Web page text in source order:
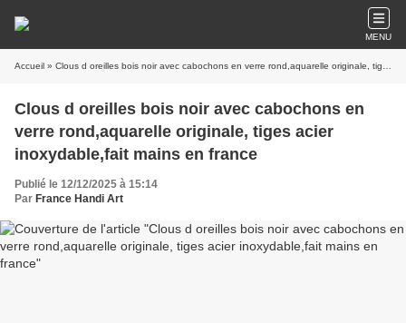
MENU
Accueil » Clous d oreilles bois noir avec cabochons en verre rond,aquarelle originale, tiges acier inoxydable,fait mains en france
Clous d oreilles bois noir avec cabochons en
verre rond,aquarelle originale, tiges acier
inoxydable,fait mains en france
Publié le 12/12/2025 à 15:14
Par France Handi Art